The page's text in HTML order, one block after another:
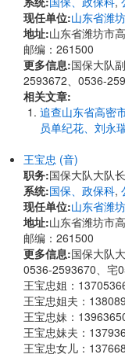
现任单位:山东省潍
地址:山东省潍坊市
邮编：261500
更多信息:国保大队
2593672、0536-
相关文章:
追查山东省高密
员单纪花、刘永
王宝忠 (音)
职务:国保大队大队长
系统:国保、政保科,
现任单位:山东省潍
地址:山东省潍坊市
邮编：261500
更多信息:国保大队
0536-2593670、宅
王宝忠姐：
王宝忠姐夫：
王宝忠妹：
王宝忠妹夫：
王宝忠女儿：